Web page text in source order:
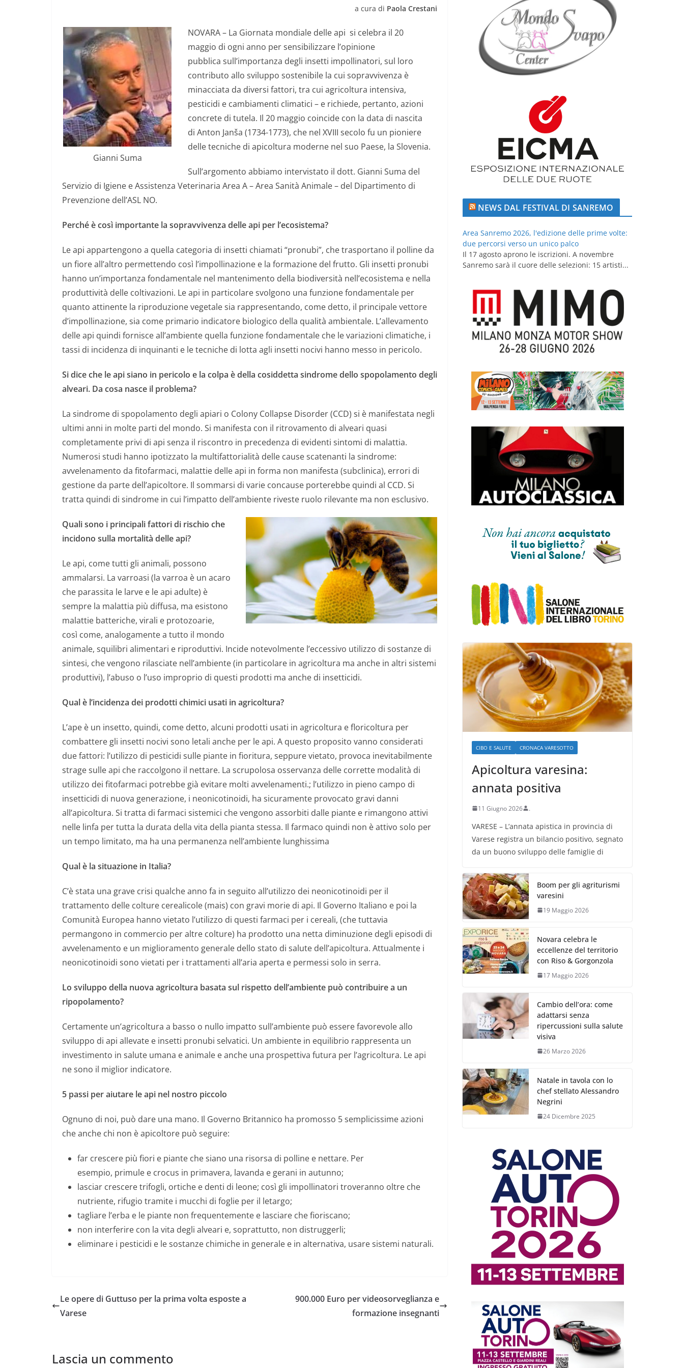
a cura di Paola Crestani
Gianni Suma
NOVARA – La Giornata mondiale delle api si celebra il 20
maggio di ogni anno per sensibilizzare l’opinione
pubblica sull’importanza degli insetti impollinatori, sul loro
contributo allo sviluppo sostenibile la cui sopravvivenza è
minacciata da diversi fattori, tra cui agricoltura intensiva,
pesticidi e cambiamenti climatici – e richiede, pertanto, azioni
concrete di tutela. Il 20 maggio coincide con la data di nascita
di Anton Janša (1734-1773), che nel XVIII secolo fu un pioniere
delle tecniche di apicoltura moderne nel suo Paese, la Slovenia.
Sull’argomento abbiamo intervistato il dott. Gianni Suma del
Servizio di Igiene e Assistenza Veterinaria Area A – Area Sanità Animale – del Dipartimento di
Prevenzione dell’ASL NO.
Perché è così importante la sopravvivenza delle api per l’ecosistema?
Le api appartengono a quella categoria di insetti chiamati “pronubi”, che trasportano il polline da
un fiore all’altro permettendo così l’impollinazione e la formazione del frutto. Gli insetti pronubi
hanno un’importanza fondamentale nel mantenimento della biodiversità nell’ecosistema e nella
produttività delle coltivazioni. Le api in particolare svolgono una funzione fondamentale per
quanto attinente la riproduzione vegetale sia rappresentando, come detto, il principale vettore
d’impollinazione, sia come primario indicatore biologico della qualità ambientale. L’allevamento
delle api quindi fornisce all’ambiente quella funzione fondamentale che le variazioni climatiche, i
tassi di incidenza di inquinanti e le tecniche di lotta agli insetti nocivi hanno messo in pericolo.
Si dice che le api siano in pericolo e la colpa è della cosiddetta sindrome dello spopolamento degli
alveari. Da cosa nasce il problema?
La sindrome di spopolamento degli apiari o Colony Collapse Disorder (CCD) si è manifestata negli
ultimi anni in molte parti del mondo. Si manifesta con il ritrovamento di alveari quasi
completamente privi di api senza il riscontro in precedenza di evidenti sintomi di malattia.
Numerosi studi hanno ipotizzato la multifattorialità delle cause scatenanti la sindrome:
avvelenamento da fitofarmaci, malattie delle api in forma non manifesta (subclinica), errori di
gestione da parte dell’apicoltore. Il sommarsi di varie concause porterebbe quindi al CCD. Si
tratta quindi di sindrome in cui l’impatto dell’ambiente riveste ruolo rilevante ma non esclusivo.
Quali sono i principali fattori di rischio che
incidono sulla mortalità delle api?
Le api, come tutti gli animali, possono
ammalarsi. La varroasi (la varroa è un acaro
che parassita le larve e le api adulte) è
sempre la malattia più diffusa, ma esistono
malattie batteriche, virali e protozoarie,
così come, analogamente a tutto il mondo
animale, squilibri alimentari e riproduttivi. Incide notevolmente l’eccessivo utilizzo di sostanze di
sintesi, che vengono rilasciate nell’ambiente (in particolare in agricoltura ma anche in altri sistemi
produttivi), l’abuso o l’uso improprio di questi prodotti ma anche di insetticidi.
Qual è l’incidenza dei prodotti chimici usati in agricoltura?
L’ape è un insetto, quindi, come detto, alcuni prodotti usati in agricoltura e floricoltura per
combattere gli insetti nocivi sono letali anche per le api. A questo proposito vanno considerati
due fattori: l’utilizzo di pesticidi sulle piante in fioritura, seppure vietato, provoca inevitabilmente
strage sulle api che raccolgono il nettare. La scrupolosa osservanza delle corrette modalità di
utilizzo dei fitofarmaci potrebbe già evitare molti avvelenamenti.; l’utilizzo in pieno campo di
insetticidi di nuova generazione, i neonicotinoidi, ha sicuramente provocato gravi danni
all’apicoltura. Si tratta di farmaci sistemici che vengono assorbiti dalle piante e rimangono attivi
nelle linfa per tutta la durata della vita della pianta stessa. Il farmaco quindi non è attivo solo per
un tempo limitato, ma ha una permanenza nell’ambiente lunghissima
Qual è la situazione in Italia?
C’è stata una grave crisi qualche anno fa in seguito all’utilizzo dei neonicotinoidi per il
trattamento delle colture cerealicole (mais) con gravi morie di api. Il Governo Italiano e poi la
Comunità Europea hanno vietato l’utilizzo di questi farmaci per i cereali, (che tuttavia
permangono in commercio per altre colture) ha prodotto una netta diminuzione degli episodi di
avvelenamento e un miglioramento generale dello stato di salute dell’apicoltura. Attualmente i
neonicotinoidi sono vietati per i trattamenti all’aria aperta e permessi solo in serra.
Lo sviluppo della nuova agricoltura basata sul rispetto dell’ambiente può contribuire a un
ripopolamento?
Certamente un’agricoltura a basso o nullo impatto sull’ambiente può essere favorevole allo
sviluppo di api allevate e insetti pronubi selvatici. Un ambiente in equilibrio rappresenta un
investimento in salute umana e animale e anche una prospettiva futura per l’agricoltura. Le api
ne sono il miglior indicatore.
5 passi per aiutare le api nel nostro piccolo
Ognuno di noi, può dare una mano. Il Governo Britannico ha promosso 5 semplicissime azioni
che anche chi non è apicoltore può seguire:
far crescere più fiori e piante che siano una risorsa di polline e nettare. Per
esempio, primule e crocus in primavera, lavanda e gerani in autunno;
lasciar crescere trifogli, ortiche e denti di leone; così gli impollinatori troveranno oltre che
nutriente, rifugio tramite i mucchi di foglie per il letargo;
tagliare l’erba e le piante non frequentemente e lasciare che fioriscano;
non interferire con la vita degli alveari e, soprattutto, non distruggerli;
eliminare i pesticidi e le sostanze chimiche in generale e in alternativa, usare sistemi naturali.
Le opere di Guttuso per la prima volta esposte a
Varese
900.000 Euro per videosorveglianza e
formazione insegnanti
Lascia un commento
NEWS DAL FESTIVAL DI SANREMO
Area Sanremo 2026, l'edizione delle prime volte:
due percorsi verso un unico palco
Il 17 agosto aprono le iscrizioni. A novembre
Sanremo sarà il cuore delle selezioni: 15 artisti...
CIBO E SALUTE CRONACA VARESOTTO
Apicoltura varesina:
annata positiva
11 Giugno 2026 .
VARESE – L’annata apistica in provincia di
Varese registra un bilancio positivo, segnato
da un buono sviluppo delle famiglie di
Boom per gli agriturismi
varesini
19 Maggio 2026
Novara celebra le
eccellenze del territorio
con Riso & Gorgonzola
17 Maggio 2026
Cambio dell’ora: come
adattarsi senza
ripercussioni sulla salute
visiva
26 Marzo 2026
Natale in tavola con lo
chef stellato Alessandro
Negrini
24 Dicembre 2025